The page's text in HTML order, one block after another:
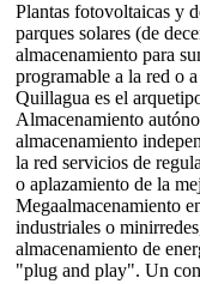
Plantas fotovoltaicas y
parques solares (de
almacenamiento para
programable a la red o
Quillagua es el
Almacenamiento
almacenamiento
la red servicios de
o aplazamiento de la
Megaalmacenamiento
industriales o
almacenamiento de
"plug and play". Un